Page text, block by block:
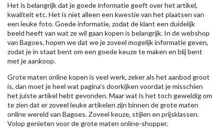
Het is belangrijk dat je goede informatie geeft over het artikel,
kwaliteit etc. Het is niet alleen een kwestie van het plaatsen van
een leuke foto. Goede informatie, zodat de klant een duidelijk
beeld heeft van wat ze wil gaan kopen is belangrijk. In de webshop
van Bagoes, hopen we dat we je zoveel mogelijk informatie geven,
zodat je in staat bent om een goede keuze te maken en blij bent
met je aankoop.
Grote maten online kopen is veel werk, zeker als het aanbod groot
is, dan moet je heel wat pagina's doorkijken voordat je misschien
het juiste artikel hebt gevonden. Maar wat is het toch geweldig om
te zien dat er zoveel leuke artikelen zijn binnen de grote maten
online wereld van Bagoes. Zoveel keuze, stijlen en prijsklassen.
Volop genieten voor de grote maten online-shopper.